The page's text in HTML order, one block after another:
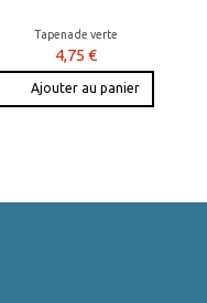
Tapenade verte
4,75 €
Ajouter au panier